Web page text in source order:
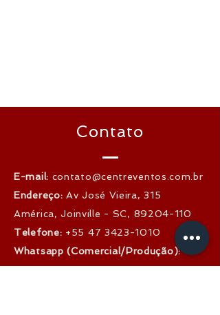
Contato
E-mail: contato@centreventos.com.br
Endereço: Av José Vieira, 315
América, Joinville - SC, 89204-110
Telefone: +55 47 3423-1010
Whatsapp (Comercial/Produção):
+55 47 3028-2020